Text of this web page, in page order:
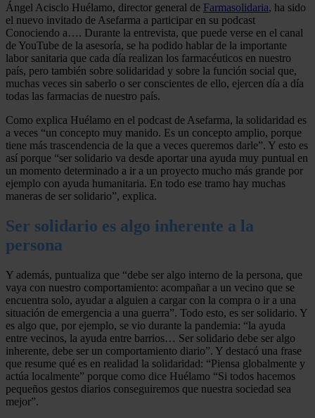
Ángel Acisclo Huélamo, director general de Farmasolidaria, ha sido
el nuevo invitado de Asefarma a participar en su podcast
Conociendo a…. Durante la entrevista, que puede verse en el canal
de YouTube de la asesoría, se ha podido hablar de la importante
labor sanitaria que cada día realizan los farmacéuticos en nuestro
país, pero también sobre solidaridad y sobre la función social que,
muchas veces sin saberlo o ser conscientes de ello, ejercen día a día
todas las farmacias de nuestro país.
Como explica Huélamo en el podcast de Asefarma, la solidaridad es
a veces “un concepto muy manido. Es un concepto amplio, porque
tiene más trascendencia de la que a veces queremos darle”. Y esto es
así porque “ser solidario va desde aportar una ayuda muy puntual en
un momento determinado a ir a un proyecto mucho más grande por
ejemplo con ayuda humanitaria. En todo ese tramo hay muchas
maneras de ser solidario”, explica.
Ser solidario es algo inherente a la
persona
Y además, puntualiza que “debe ser algo interno de la persona, que
vaya con nuestro comportamiento: acompañar a un vecino que se
encuentra solo, ayudar a alguien a cargar con la compra o ir a una
situación de emergencia a una guerra”. Todo esto, es ser solidario. Y
es algo que, por ejemplo, se vio durante la pandemia: “la ayuda
entre vecinos, la ayuda entre barrios… Ser solidario debe ser algo
inherente, debe ser un comportamiento diario”. Y destacó una frase
que resume qué es en realidad la solidaridad: “Piensa globalmente y
actúa localmente” porque como dice Huélamo “Si todos hacemos
pequeños gestos diarios conseguiremos que nuestra sociedad sea
mejor”.